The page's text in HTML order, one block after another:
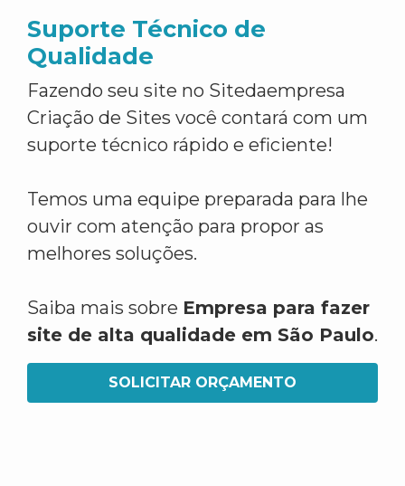
Suporte Técnico de
Qualidade
Fazendo seu site no Sitedaempresa
Criação de Sites você contará com um
suporte técnico rápido e eficiente!
Temos uma equipe preparada para lhe
ouvir com atenção para propor as
melhores soluções.
Saiba mais sobre Empresa para fazer
site de alta qualidade em São Paulo.
SOLICITAR ORÇAMENTO